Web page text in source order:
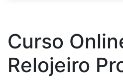
Curso
Relojeiro